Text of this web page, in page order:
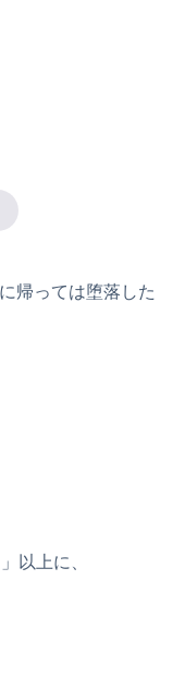
帰っては堕落した
以上に、